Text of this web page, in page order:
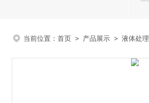
当前位置： 首页 > 产品展示 > 液体处理